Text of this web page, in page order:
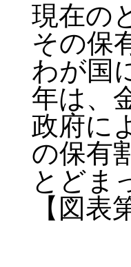
現在の
その保
わが国
年は、
政府に
の保有
とどま
【図表